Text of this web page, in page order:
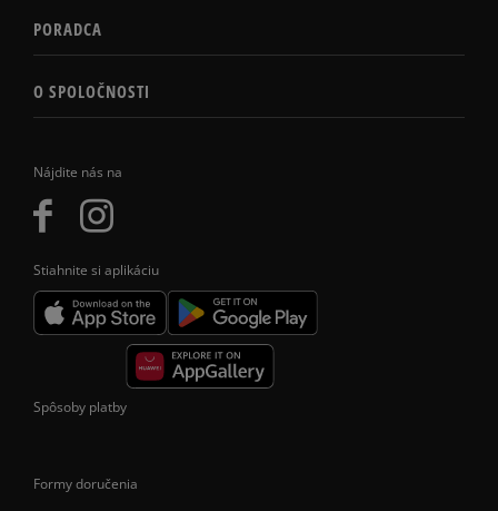
Nájdite nás na
Stiahnite si aplikáciu
PORADCA
O SPOLOČNOSTI
Spôsoby platby
Formy doručenia